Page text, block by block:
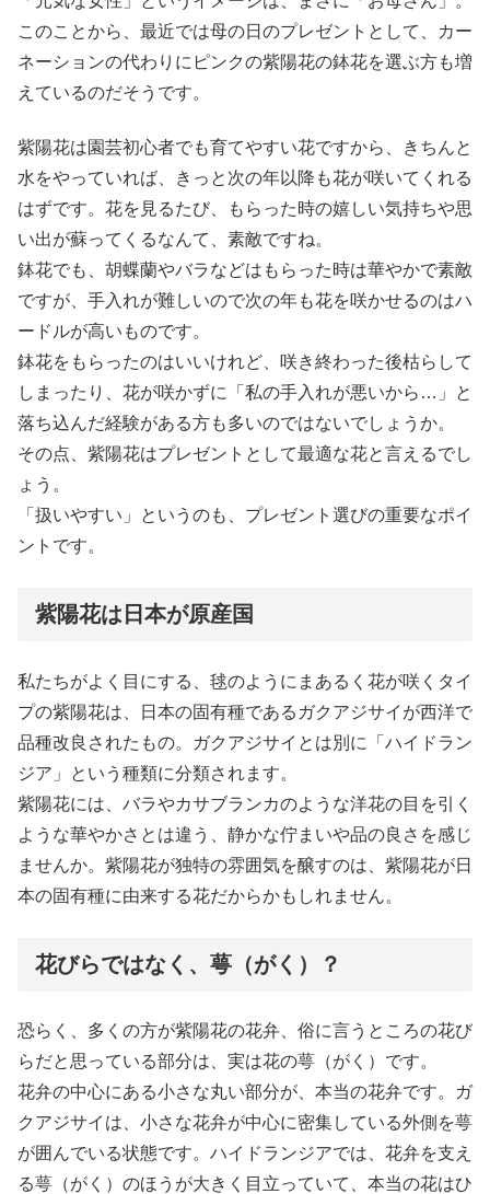
このことから、最近では母の日のプレゼントとして、カー
ネーションの代わりにピンクの紫陽花の鉢花を選ぶ方も増
えているのだそうです。
紫陽花は園芸初心者でも育てやすい花ですから、きちんと
水をやっていれば、きっと次の年以降も花が咲いてくれる
はずです。花を見るたび、もらった時の嬉しい気持ちや思
い出が蘇ってくるなんて、素敵ですね。
鉢花でも、胡蝶蘭やバラなどはもらった時は華やかで素敵
ですが、手入れが難しいので次の年も花を咲かせるのはハ
ードルが高いものです。
鉢花をもらったのはいいけれど、咲き終わった後枯らして
しまったり、花が咲かずに「私の手入れが悪いから…」と
落ち込んだ経験がある方も多いのではないでしょうか。
その点、紫陽花はプレゼントとして最適な花と言えるでし
ょう。
「扱いやすい」というのも、プレゼント選びの重要なポイ
ントです。
紫陽花は日本が原産国
私たちがよく目にする、毬のようにまあるく花が咲くタイ
プの紫陽花は、日本の固有種であるガクアジサイが西洋で
品種改良されたもの。ガクアジサイとは別に「ハイドラン
ジア」という種類に分類されます。
紫陽花には、バラやカサブランカのような洋花の目を引く
ような華やかさとは違う、静かな佇まいや品の良さを感じ
ませんか。紫陽花が独特の雰囲気を醸すのは、紫陽花が日
本の固有種に由来する花だからかもしれません。
花びらではなく、萼（がく）？
恐らく、多くの方が紫陽花の花弁、俗に言うところの花び
らだと思っている部分は、実は花の萼（がく）です。
花弁の中心にある小さな丸い部分が、本当の花弁です。ガ
クアジサイは、小さな花弁が中心に密集している外側を萼
が囲んでいる状態です。ハイドランジアでは、花弁を支え
る萼（がく）のほうが大きく目立っていて、本当の花はひ